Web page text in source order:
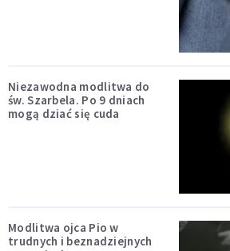
Niezawodna modlitwa do
św. Szarbela. Po 9 dniach
mogą dziać się cuda
Modlitwa ojca Pio w
trudnych i beznadziejnych